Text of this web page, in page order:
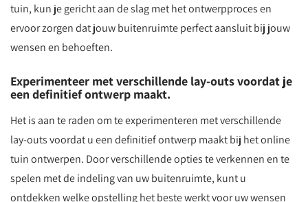
tuin, kun je gericht aan de slag met het ontwerpproces en
ervoor zorgen dat jouw buitenruimte perfect aansluit bij jouw
wensen en behoeften.
Experimenteer met verschillende lay-outs voordat je
een definitief ontwerp maakt.
Het is aan te raden om te experimenteren met verschillende
lay-outs voordat u een definitief ontwerp maakt bij het online
tuin ontwerpen. Door verschillende opties te verkennen en te
spelen met de indeling van uw buitenruimte, kunt u
ontdekken welke opstelling het beste werkt voor uw wensen